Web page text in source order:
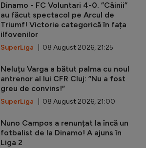
Dinamo - FC Voluntari 4-0. ”Câinii”
au făcut spectacol pe Arcul de
Triumf! Victorie categorică în fața
ilfovenilor
SuperLiga | 08 August 2026, 21:25
Neluțu Varga a bătut palma cu noul
antrenor al lui CFR Cluj: ”Nu a fost
greu de convins!”
SuperLiga | 08 August 2026, 21:00
Nuno Campos a renunțat la încă un
fotbalist de la Dinamo! A ajuns în
Liga 2